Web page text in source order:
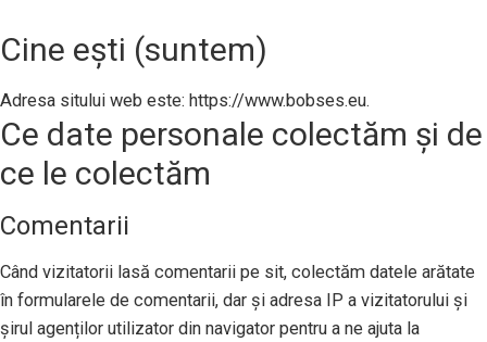
Cine ești (suntem)
Adresa sitului web este: https://www.bobses.eu.
Ce date personale colectăm și de
ce le colectăm
Comentarii
Când vizitatorii lasă comentarii pe sit, colectăm datele arătate
în formularele de comentarii, dar și adresa IP a vizitatorului și
șirul agenților utilizator din navigator pentru a ne ajuta la